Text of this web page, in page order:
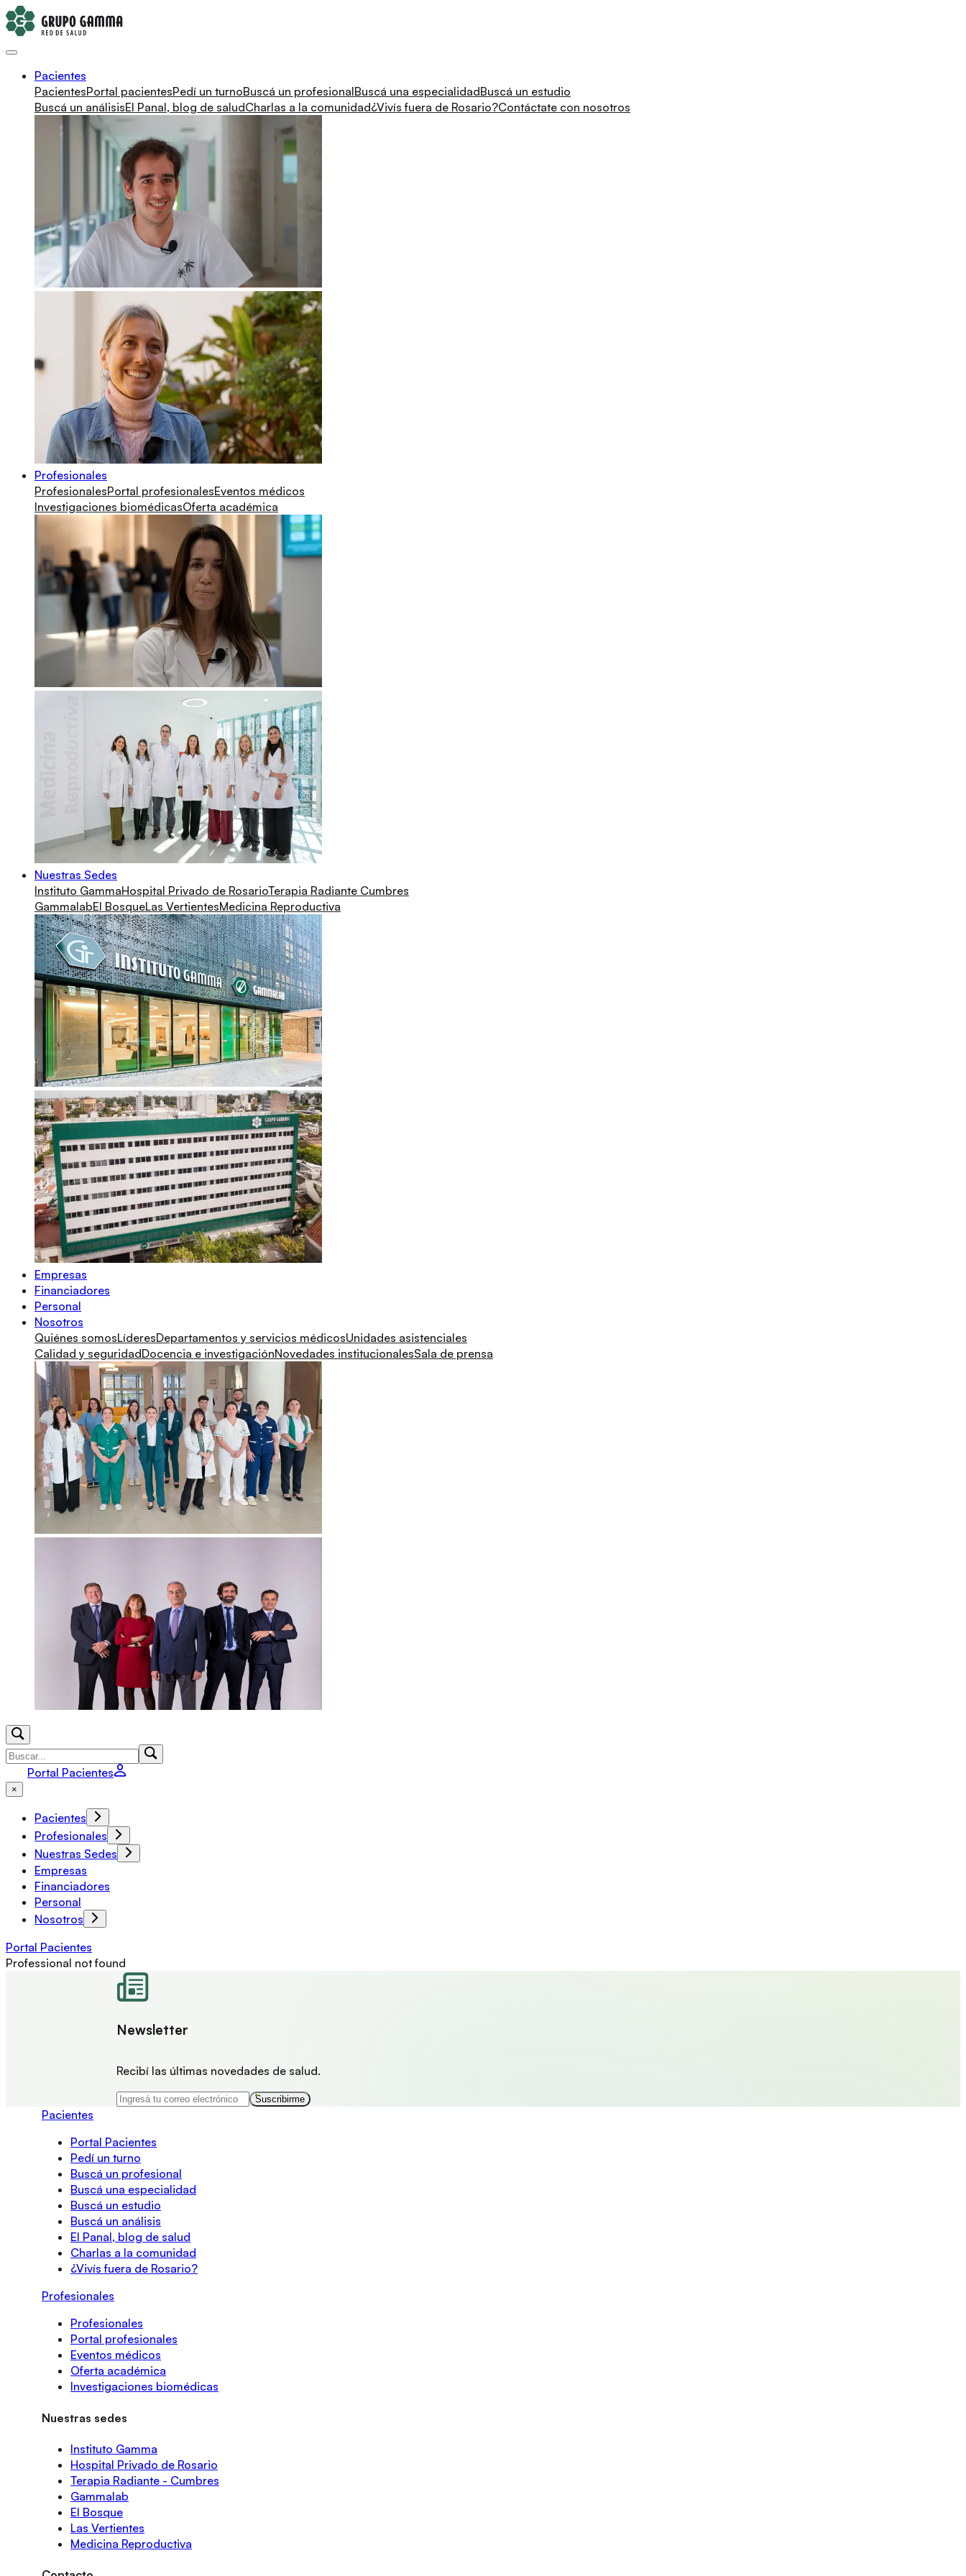
Pacientes
PacientesPortal pacientesPedí un turnoBuscá un profesionalBuscá una especialidadBuscá un estudio
Buscá un análisisEl Panal, blog de saludCharlas a la comunidad¿Vivís fuera de Rosario?Contáctate con nosotros
Profesionales
ProfesionalesPortal profesionalesEventos médicos
Investigaciones biomédicasOferta académica
Nuestras Sedes
Instituto GammaHospital Privado de RosarioTerapia Radiante Cumbres
GammalabEl BosqueLas VertientesMedicina Reproductiva
Empresas
Financiadores
Personal
Nosotros
Quiénes somosLíderesDepartamentos y servicios médicosUnidades asistenciales
Calidad y seguridadDocencia e investigaciónNovedades institucionalesSala de prensa
Portal Pacientes
×
Pacientes
Profesionales
Nuestras Sedes
Empresas
Financiadores
Personal
Nosotros
Portal Pacientes
Professional not found
Newsletter
Recibí las últimas novedades de salud.
Suscribirme
Pacientes
Portal Pacientes
Pedí un turno
Buscá un profesional
Buscá una especialidad
Buscá un estudio
Buscá un análisis
El Panal, blog de salud
Charlas a la comunidad
¿Vivís fuera de Rosario?
Profesionales
Profesionales
Portal profesionales
Eventos médicos
Oferta académica
Investigaciones biomédicas
Nuestras sedes
Instituto Gamma
Hospital Privado de Rosario
Terapia Radiante - Cumbres
Gammalab
El Bosque
Las Vertientes
Medicina Reproductiva